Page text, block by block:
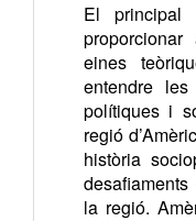
El principal
eines
entendre les
polítiques i
regió
història
la regió.